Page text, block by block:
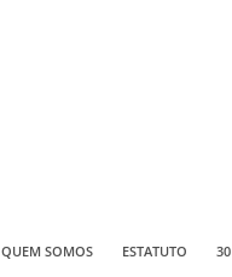
QUEM SOMOS ESTATUTO